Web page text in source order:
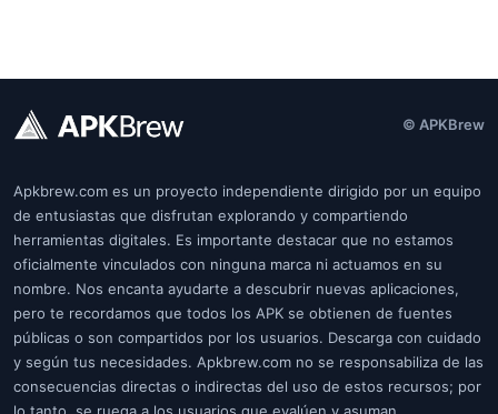
© APKBrew
Apkbrew.com es un proyecto independiente dirigido por un equipo
de entusiastas que disfrutan explorando y compartiendo
herramientas digitales. Es importante destacar que no estamos
oficialmente vinculados con ninguna marca ni actuamos en su
nombre. Nos encanta ayudarte a descubrir nuevas aplicaciones,
pero te recordamos que todos los APK se obtienen de fuentes
públicas o son compartidos por los usuarios. Descarga con cuidado
y según tus necesidades. Apkbrew.com no se responsabiliza de las
consecuencias directas o indirectas del uso de estos recursos; por